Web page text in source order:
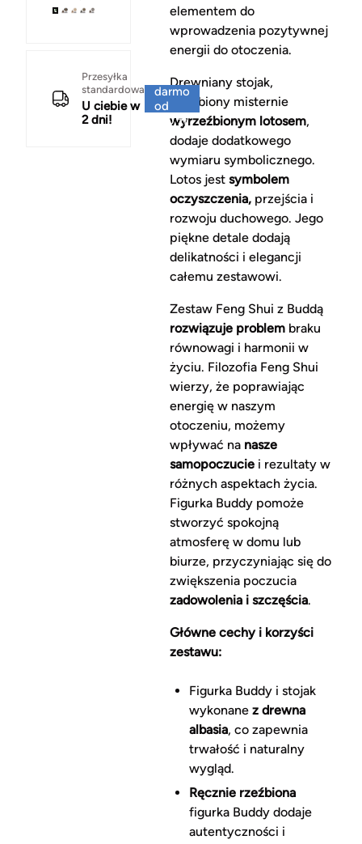
Przesyłka
standardowa
U ciebie w
2 dni!
darmo
od
150 zł
elementem do
wprowadzenia pozytywnej
energii do otoczenia.
Drewniany stojak,
ozdobiony misternie
wyrzeźbionym lotosem,
dodaje dodatkowego
wymiaru symbolicznego.
Lotos jest symbolem
oczyszczenia,przejścia i
rozwoju duchowego. Jego
piękne detale dodają
delikatności i elegancji
całemu zestawowi.
Zestaw Feng Shui z Buddą
rozwiązuje problembraku
równowagi i harmonii w
życiu. Filozofia Feng Shui
wierzy, że poprawiając
energię w naszym
otoczeniu, możemy
wpływać na nasze
samopoczuciei rezultaty w
różnych aspektach życia.
Figurka Buddy pomoże
stworzyć spokojną
atmosferę w domu lub
biurze, przyczyniając się do
zwiększenia poczucia
zadowolenia i szczęścia.
Główne cechy i korzyści
zestawu:
Figurka Buddy i stojak
wykonane z drewna
albasia, co zapewnia
trwałość i naturalny
wygląd.
Ręcznie rzeźbiona
figurka Buddy dodaje
autentyczności i